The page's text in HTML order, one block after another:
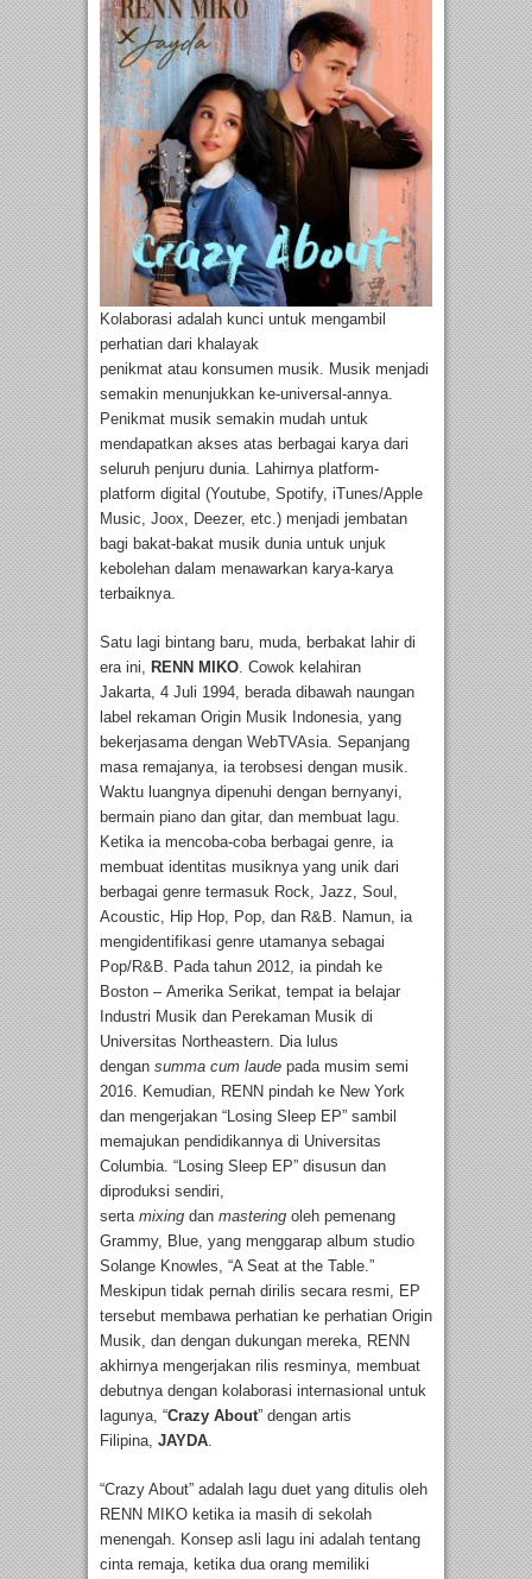
Kolaborasi adalah kunci untuk mengambil
perhatian dari khalayak
penikmat atau konsumen musik. Musik menjadi
semakin menunjukkan ke-universal-annya.
Penikmat musik semakin mudah untuk
mendapatkan akses atas berbagai karya dari
seluruh penjuru dunia. Lahirnya platform-
platform digital (Youtube, Spotify, iTunes/Apple
Music, Joox, Deezer, etc.) menjadi jembatan
bagi bakat-bakat musik dunia untuk unjuk
kebolehan dalam menawarkan karya-karya
terbaiknya.
Satu lagi bintang baru, muda, berbakat lahir di
era ini, RENN MIKO. Cowok kelahiran
Jakarta, 4 Juli 1994, berada dibawah naungan
label rekaman Origin Musik Indonesia, yang
bekerjasama dengan WebTVAsia. Sepanjang
masa remajanya, ia terobsesi dengan musik.
Waktu luangnya dipenuhi dengan bernyanyi,
bermain piano dan gitar, dan membuat lagu.
Ketika ia mencoba-coba berbagai genre, ia
membuat identitas musiknya yang unik dari
berbagai genre termasuk Rock, Jazz, Soul,
Acoustic, Hip Hop, Pop, dan R&B. Namun, ia
mengidentifikasi genre utamanya sebagai
Pop/R&B. Pada tahun 2012, ia pindah ke
Boston – Amerika Serikat, tempat ia belajar
Industri Musik dan Perekaman Musik di
Universitas Northeastern. Dia lulus
dengan summa cum laude pada musim semi
2016. Kemudian, RENN pindah ke New York
dan mengerjakan “Losing Sleep EP” sambil
memajukan pendidikannya di Universitas
Columbia. “Losing Sleep EP” disusun dan
diproduksi sendiri,
serta mixing dan mastering oleh pemenang
Grammy, Blue, yang menggarap album studio
Solange Knowles, “A Seat at the Table.”
Meskipun tidak pernah dirilis secara resmi, EP
tersebut membawa perhatian ke perhatian Origin
Musik, dan dengan dukungan mereka, RENN
akhirnya mengerjakan rilis resminya, membuat
debutnya dengan kolaborasi internasional untuk
lagunya, “Crazy About” dengan artis
Filipina, JAYDA.
“Crazy About” adalah lagu duet yang ditulis oleh
RENN MIKO ketika ia masih di sekolah
menengah. Konsep asli lagu ini adalah tentang
cinta remaja, ketika dua orang memiliki